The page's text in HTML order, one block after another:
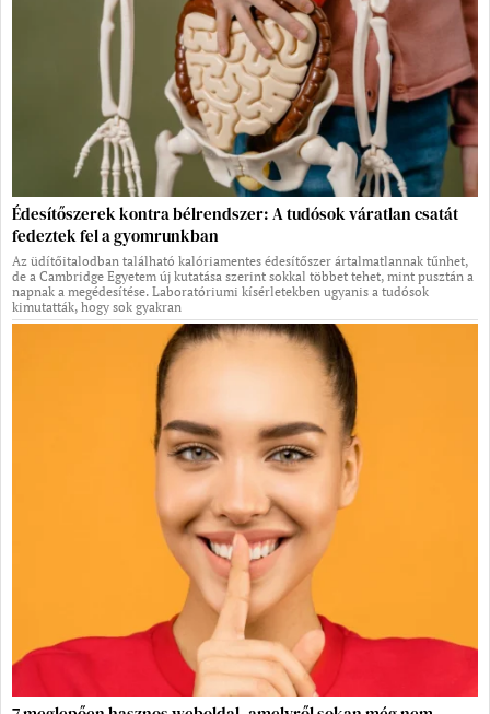
Édesítőszerek kontra bélrendszer: A tudósok váratlan csatát
fedeztek fel a gyomrunkban
Az üdítőitalodban található kalóriamentes édesítőszer ártalmatlannak tűnhet,
de a Cambridge Egyetem új kutatása szerint sokkal többet tehet, mint pusztán a
napnak a megédesítése. Laboratóriumi kísérletekben ugyanis a tudósok
kimutatták, hogy sok gyakran